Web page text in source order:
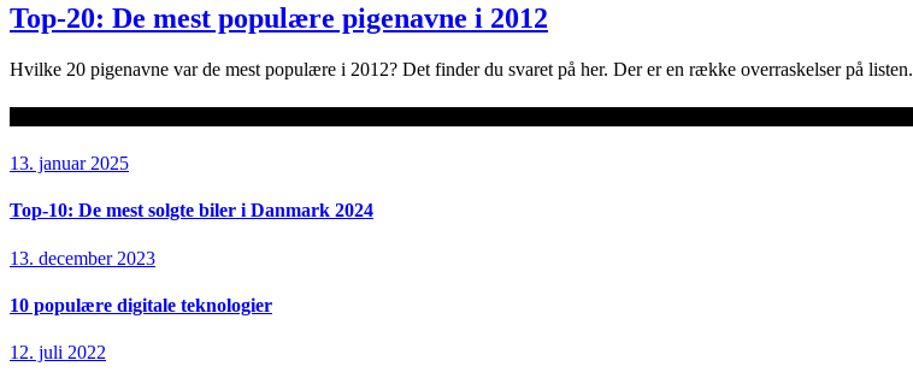
Top-20: De mest populære pigenavne i 2012
Hvilke 20 pigenavne var de mest populære i 2012? Det finder du svaret på her. Der er en række overraskelser på listen.
13. januar 2025
Top-10: De mest solgte biler i Danmark 2024
13. december 2023
10 populære digitale teknologier
12. juli 2022